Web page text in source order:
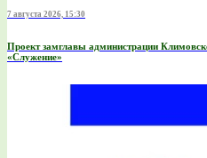
7 августа 2026, 15:30
Проект замглавы администрации
«Служение»